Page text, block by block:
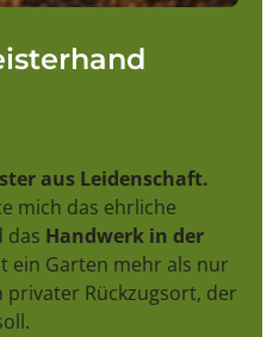
aus Leidenschaft.
mich das ehrliche
das Handwerk in der
ein Garten mehr als nur
privater Rückzugsort, der